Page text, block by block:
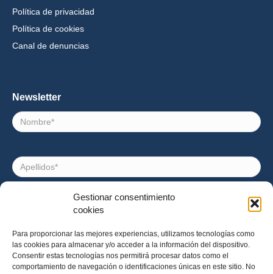
Gestionar consentimiento
cookies
Para proporcionar las mejores experiencias, utilizamos tecnologías como
las cookies para almacenar y/o acceder a la información del dispositivo.
Consentir estas tecnologías nos permitirá procesar datos como el
comportamiento de navegación o identificaciones únicas en este sitio. No
Política de privacidad
Política de cookies
Canal de denuncias
Newsletter
Nombre
Apellidos
Consentimiento
Acepto recibir noticias e invitaciones a eventos de
Impact Hub Barcelona